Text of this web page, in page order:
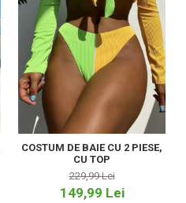
COSTUM DE BAIE CU 2 PIESE,
CU TOP
229,99 Lei
149,99 Lei